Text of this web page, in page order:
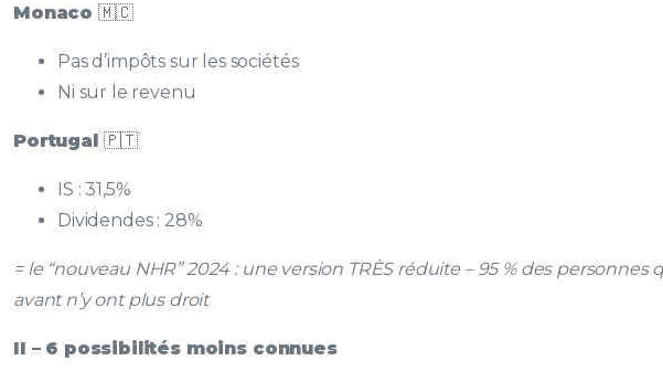
Monaco 🇲🇨
Pas d’impôts sur les sociétés
Ni sur le revenu
Portugal 🇵🇹
IS : 31,5%
Dividendes : 28%
= le “nouveau NHR” 2024 : une version TRÈS réduite – 95 % des personnes
avant n’y ont plus droit
II – 6 possibilités moins connues